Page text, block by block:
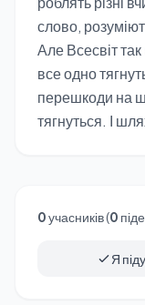
слово,
Але Всесвіт
все одно
перешкоди на
тягнуться. І
0учасників (0 піде,
Я піду